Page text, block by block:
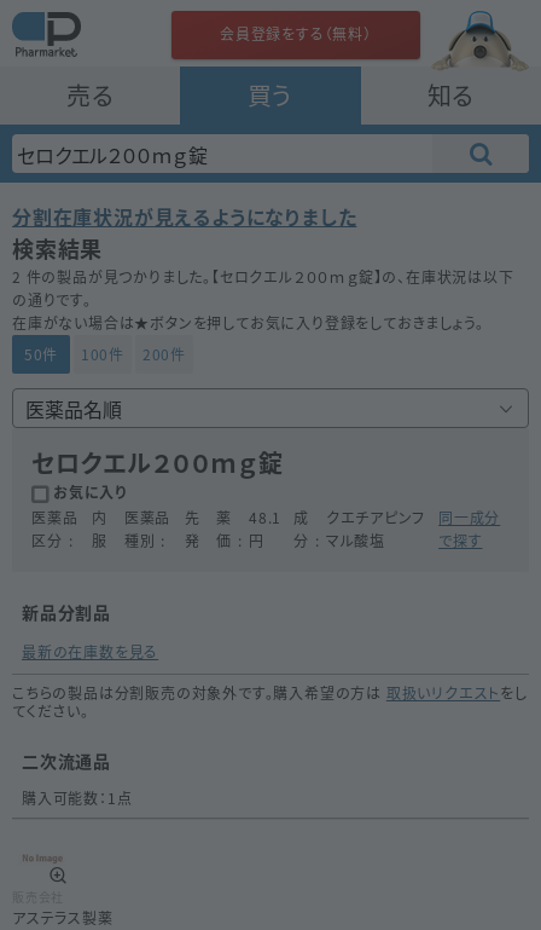
売る 買う 知る
会員登録をする（無料）
分割在庫状況が見えるようになりました
検索結果
2 件の製品が見つかりました。【セロクエル２００ｍｇ錠】の、在庫状況は以下
の通りです。
在庫がない場合は★ボタンを押してお気に入り登録をしておきましょう。
50件
100件 200件
セロクエル２００ｍｇ錠
お気に入り
医薬品
区分
内
服
医薬品
種別
先
発
薬
価
48.1
円
成
分
クエチアピンフ
マル酸塩
同一成分
で探す
新品分割品
最新の在庫数を見る
こちらの製品は分割販売の対象外です。購入希望の方は 取扱いリクエストをし
てください。
二次流通品
購入可能数： 1点
アステラス製薬